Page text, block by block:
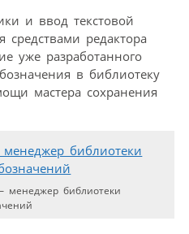
и ввод текстовой
редактора
уже разработанного
в библиотеку
мастера сохранения
менеджер библиотеки